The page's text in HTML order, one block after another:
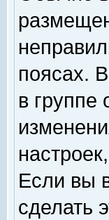
поясах.
в группе
Если вы
сделать